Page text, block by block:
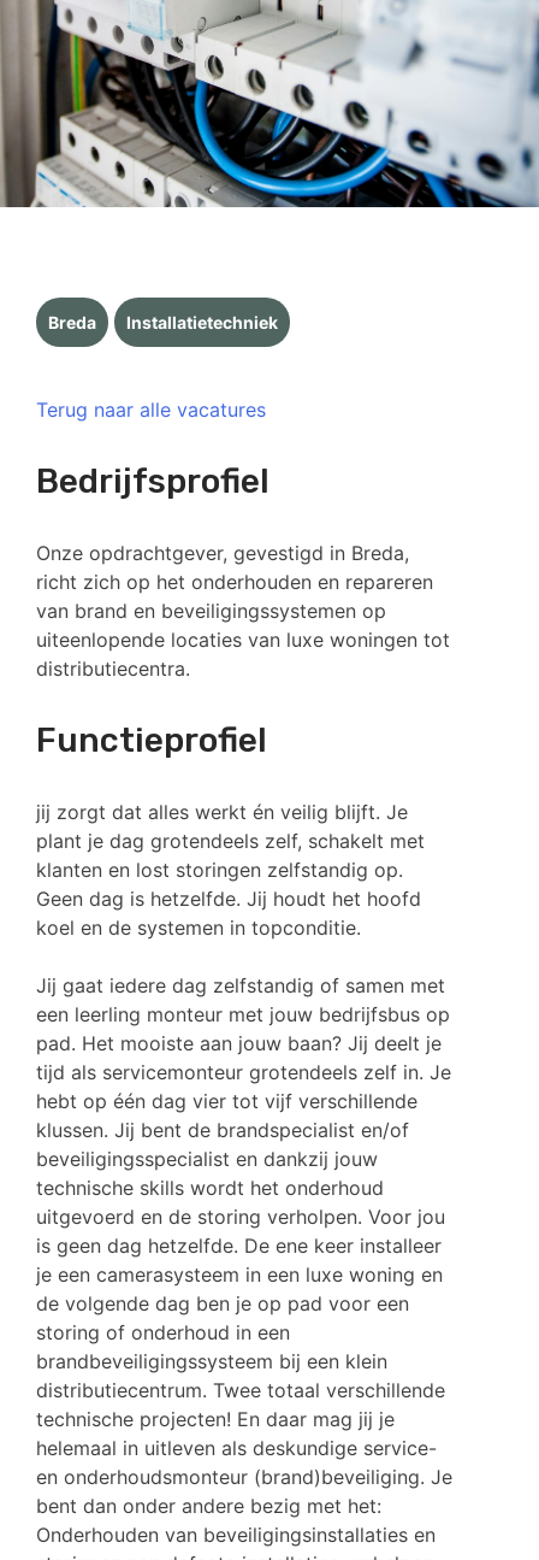
Breda Installatietechniek
Terug naar alle vacatures
Bedrijfsprofiel
Onze opdrachtgever, gevestigd in Breda,
richt zich op het onderhouden en repareren
van brand en beveiligingssystemen op
uiteenlopende locaties van luxe woningen tot
distributiecentra.
Functieprofiel
jij zorgt dat alles werkt én veilig blijft. Je
plant je dag grotendeels zelf, schakelt met
klanten en lost storingen zelfstandig op.
Geen dag is hetzelfde. Jij houdt het hoofd
koel en de systemen in topconditie.
Jij gaat iedere dag zelfstandig of samen met
een leerling monteur met jouw bedrijfsbus op
pad. Het mooiste aan jouw baan? Jij deelt je
tijd als servicemonteur grotendeels zelf in. Je
hebt op één dag vier tot vijf verschillende
klussen. Jij bent de brandspecialist en/of
beveiligingsspecialist en dankzij jouw
technische skills wordt het onderhoud
uitgevoerd en de storing verholpen. Voor jou
is geen dag hetzelfde. De ene keer installeer
je een camerasysteem in een luxe woning en
de volgende dag ben je op pad voor een
storing of onderhoud in een
brandbeveiligingssysteem bij een klein
distributiecentrum. Twee totaal verschillende
technische projecten! En daar mag jij je
helemaal in uitleven als deskundige service-
en onderhoudsmonteur (brand)beveiliging. Je
bent dan onder andere bezig met het:
Onderhouden van beveiligingsinstallaties en